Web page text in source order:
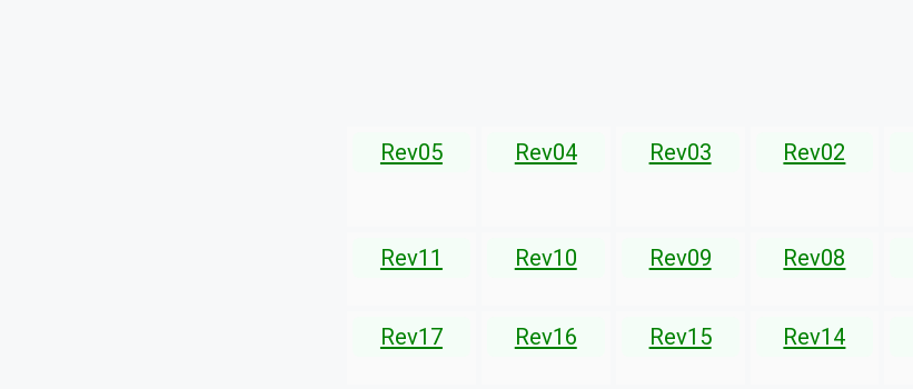
Rev02
Rev03
Rev04
Rev05
Rev08
Rev09
Rev10
Rev11
Rev14
Rev15
Rev16
Rev17